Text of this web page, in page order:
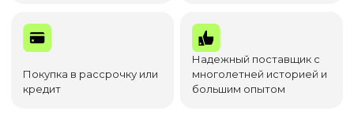
Покупка в рассрочку или
кредит
Надежный поставщик с
многолетней историей и
большим опытом